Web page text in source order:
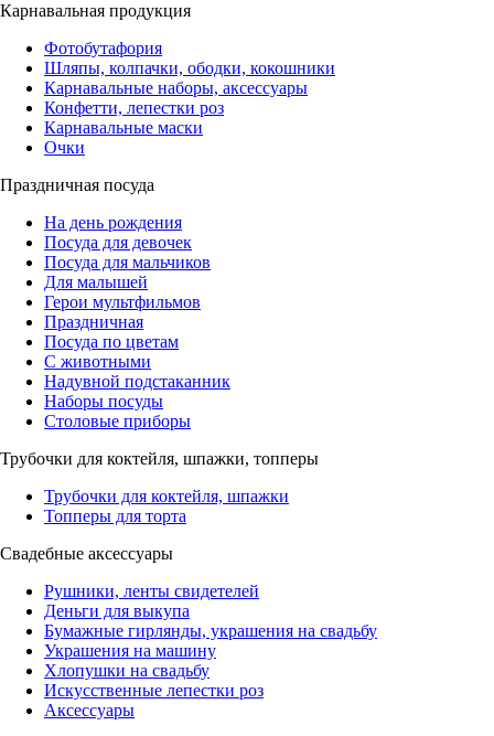
Карнавальная продукция
Фотобутафория
Шляпы, колпачки, ободки, кокошники
Карнавальные наборы, аксессуары
Конфетти, лепестки роз
Карнавальные маски
Очки
Праздничная посуда
На день рождения
Посуда для девочек
Посуда для мальчиков
Для малышей
Герои мультфильмов
Праздничная
Посуда по цветам
С животными
Надувной подстаканник
Наборы посуды
Столовые приборы
Трубочки для коктейля, шпажки, топперы
Трубочки для коктейля, шпажки
Топперы для торта
Свадебные аксессуары
Рушники, ленты свидетелей
Деньги для выкупа
Бумажные гирлянды, украшения на свадьбу
Украшения на машину
Хлопушки на свадьбу
Искусственные лепестки роз
Аксессуары